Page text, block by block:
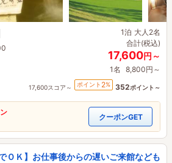
1泊 大人2名
合計(税込)
17,600円～
1名 8,800円～
17,600スコア～ ポイント 2% 352ポイント～
クーポンGET
ＯＫ】お仕事後からの遅いご来館なども